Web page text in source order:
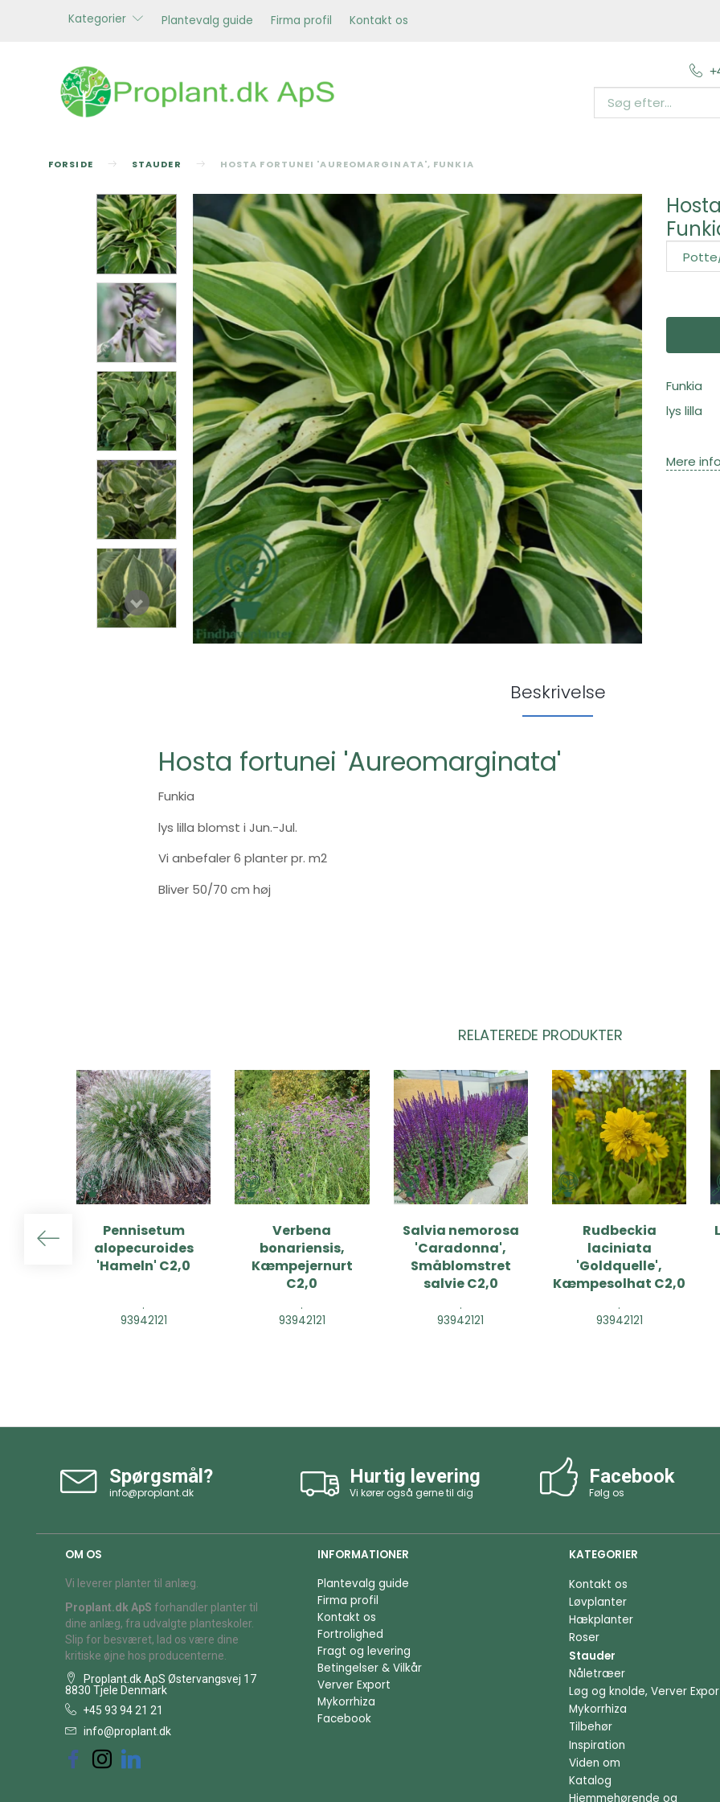
Kategorier Plantevalg guide Firma profil Kontakt os
FORSIDE STAUDER HOSTA FORTUNEI 'AUREOMARGINATA', FUNKIA
Funkia
lys lilla
Mere
Beskrivelse
Hosta fortunei 'Aureomarginata'
Funkia
lys lilla blomst i Jun.-Jul.
Vi anbefaler 6 planter pr. m2
Bliver 50/70 cm høj
RELATEREDE PRODUKTER
Pennisetum
alopecuroides
'Hameln' C2,0
.
93942121
Verbena
bonariensis,
Kæmpejernurt
C2,0
.
93942121
Salvia nemorosa
'Caradonna',
Småblomstret
salvie C2,0
.
93942121
Rudbeckia
laciniata
'Goldquelle',
Kæmpesolhat C2,0
.
93942121
Spørgsmål?
info@proplant.dk
Hurtig levering
Vi kører også gerne til dig
Facebook
Følg os
OM OS
Vi leverer planter til anlæg.
Proplant.dk ApS forhandler planter til
dine anlæg, fra udvalgte planteskoler.
Slip for besværet, lad os være dine
kritiske øjne hos producenterne.
Proplant.dk ApS Østervangsvej 17
8830 Tjele Denmark
+45 93 94 21 21
info@proplant.dk
INFORMATIONER
Plantevalg guide
Firma profil
Kontakt os
Fortrolighed
Fragt og levering
Betingelser & Vilkår
Verver Export
Mykorrhiza
Facebook
KATEGORIER
Kontakt os
Løvplanter
Hækplanter
Roser
Stauder
Nåletræer
Løg og knolde, Verver
Mykorrhiza
Tilbehør
Inspiration
Viden om
Katalog
Hjemmehørende og